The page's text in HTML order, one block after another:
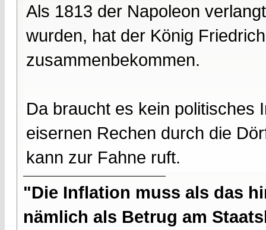
Als 1813 der Napoleon
wurden, hat der König
zusammenbekommen.
Da braucht es kein politisches
eisernen Rechen durch die
kann zur Fahne ruft.
"Die Inflation muss als das
nämlich als Betrug am